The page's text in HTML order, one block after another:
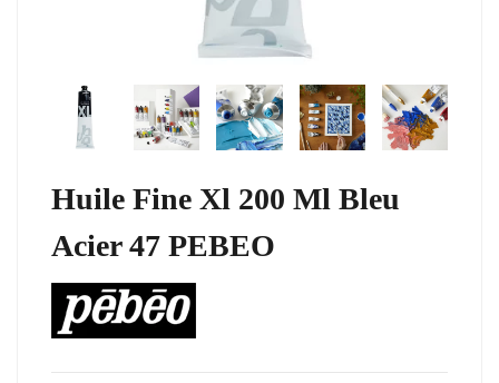
Huile Fine Xl 200 Ml Bleu
Acier 47 PEBEO